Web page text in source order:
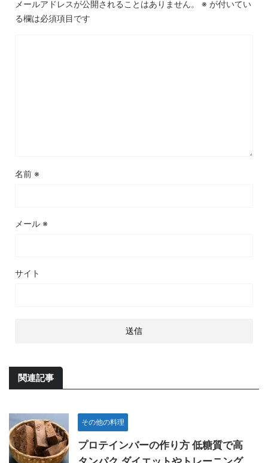
メールアドレスが公開されることはありません。 ※ が付いてい
る欄は必須項目です
名前 ※
メール ※
サイト
関連記事
その他の料理
プロテインバーの作り方 低糖質で高